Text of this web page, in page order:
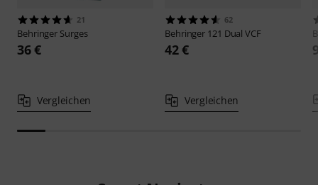
21
Behringer Surges
36 €
Vergleichen
62
Behringer 121 Dual VCF
42 €
Vergleichen